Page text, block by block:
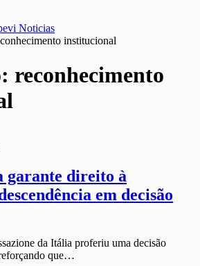
institucional
reconhecimento
garante direito à
em decisão
da Itália proferiu uma decisão
que…